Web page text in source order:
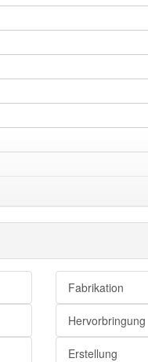
Fabrikation
Hervorbringung
Erstellung